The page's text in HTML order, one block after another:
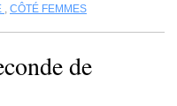
, CÔTÉ FEMMES
de